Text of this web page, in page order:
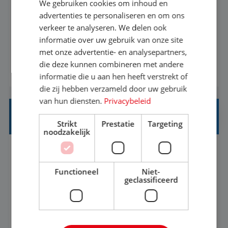
Met jouw ervaring in de reisbranche of
achtergrond in toerisme ben je klaar voor de
volgende stap. Vanaf je stoel reis je de hele
wereld over en speel je moeiteloos in op de
wensen van je team, je klant en wat er in de
reiswereld gebeurt. Met je enthousiasme weet je
klanten te overtuigen om die droomreis te
boeken! ...
BEKIJK VACATURE
REISADVISEUR ALLROUND
Aalsmeer, Noord-Holland, Nederland
33-36 uur
MBO
Een vakantie plannen is het leukste dat er is. Of
het nu voor jezelf is, of voor een ander: jij vindt
We gebruiken cookies om inhoud en
advertenties te personaliseren en om ons
verkeer te analyseren. We delen ook
informatie over uw gebruik van onze site
met onze advertentie- en analysepartners,
die deze kunnen combineren met andere
informatie die u aan hen heeft verstrekt of
die zij hebben verzameld door uw gebruik
van hun diensten. Privacybeleid
Strikt
noodzakelijk
Prestatie Targeting
Functioneel
Niet-
geclassificeerd